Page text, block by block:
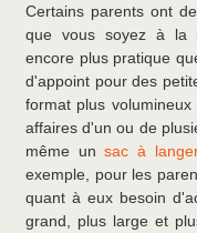
Certains parents ont
que vous soyez à la
encore plus pratique
d'appoint pour des
format plus volumineux
affaires d'un ou de
même unsac à
exemple, pour les
quant à eux besoin
grand, plus large et